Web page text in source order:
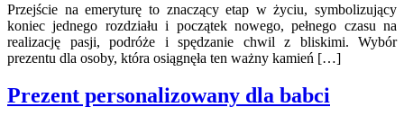
Przejście na emeryturę to znaczący etap w życiu, symbolizujący
koniec jednego rozdziału i początek nowego, pełnego czasu na
realizację pasji, podróże i spędzanie chwil z bliskimi. Wybór
prezentu dla osoby, która osiągnęła ten ważny kamień […]
Prezent personalizowany dla babci